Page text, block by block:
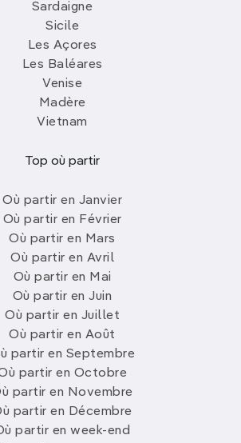
Sardaigne
Sicile
Les Açores
Les Baléares
Venise
Madère
Vietnam
Top où partir
Où partir en Janvier
Où partir en Février
Où partir en Mars
Où partir en Avril
Où partir en Mai
Où partir en Juin
Où partir en Juillet
Où partir en Août
partir en Septembre
partir en Octobre
partir en Novembre
partir en Décembre
partir en week-end